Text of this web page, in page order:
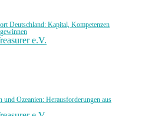
Deutschland: Kapital, Kompetenzen
e.V.
und Ozeanien: Herausforderungen aus